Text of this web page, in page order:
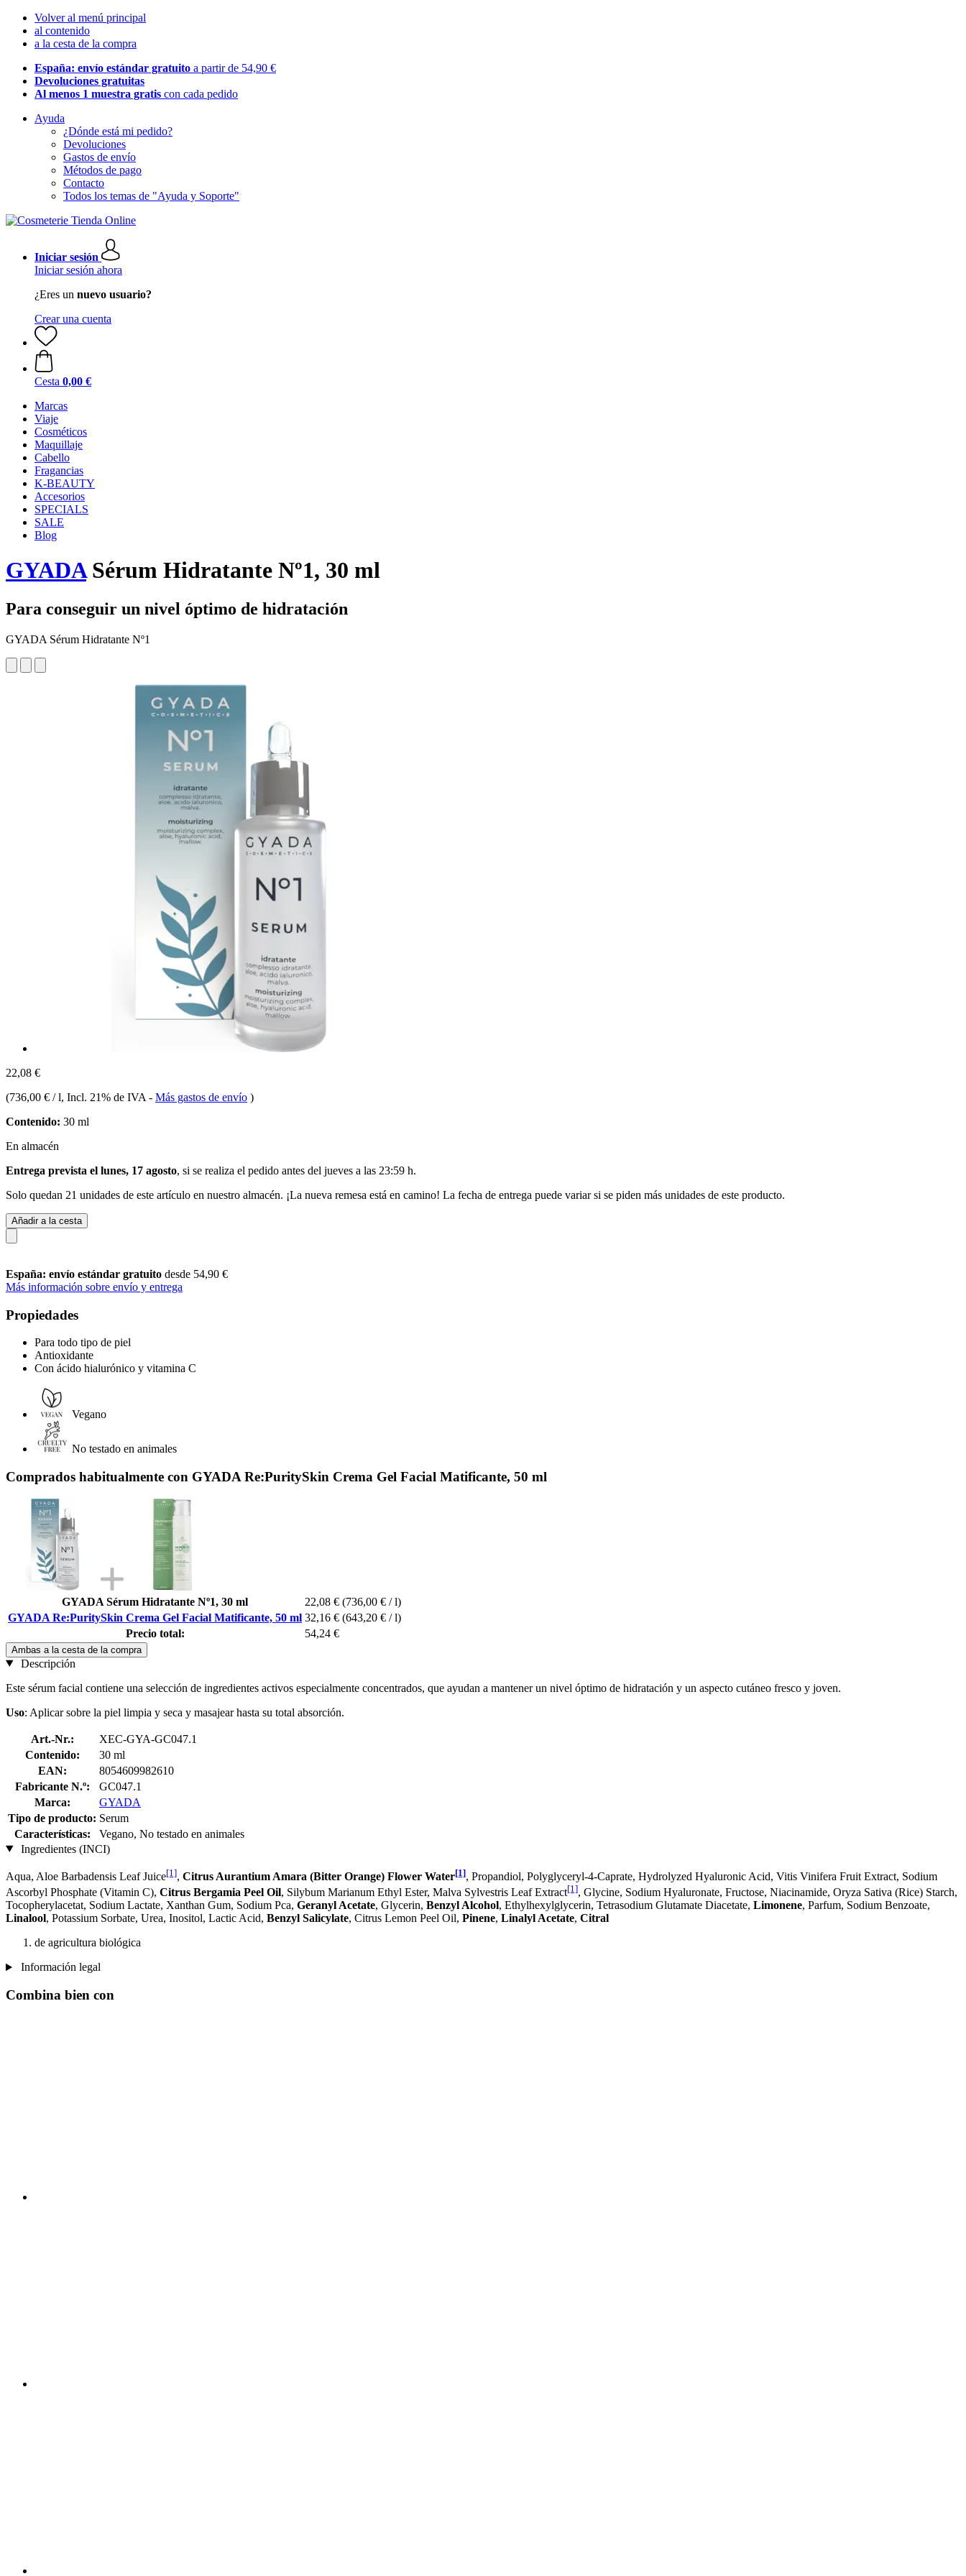
Volver al menú principal
al contenido
a la cesta de la compra
España: envío estándar gratuito a partir de 54,90 €
Devoluciones gratuitas
Al menos 1 muestra gratis con cada pedido
Ayuda
¿Dónde está mi pedido?
Devoluciones
Gastos de envío
Métodos de pago
Contacto
Todos los temas de "Ayuda y Soporte"
Iniciar sesión
Iniciar sesión ahora
¿Eres un nuevo usuario?
Crear una cuenta
Cesta 0,00 €
Marcas
Viaje
Cosméticos
Maquillaje
Cabello
Fragancias
K-BEAUTY
Accesorios
SPECIALS
SALE
Blog
GYADASérum Hidratante Nº1, 30 ml
Para conseguir un nivel óptimo de hidratación
GYADA Sérum Hidratante Nº1
22,08 €
(736,00 € / l, Incl. 21% de IVA - Más gastos de envío )
Contenido: 30 ml
En almacén
Entrega prevista el lunes, 17 agosto, si se realiza el pedido antes del jueves a las 23:59 h.
Solo quedan 21 unidades de este artículo en nuestro almacén. ¡La nueva remesa está en camino! La fecha de entrega puede variar si se piden más unidades de este producto.
Añadir a la cesta
España: envío estándar gratuito desde 54,90 €
Más información sobre envío y entrega
Propiedades
Para todo tipo de piel
Antioxidante
Con ácido hialurónico y vitamina C
Vegano
No testado en animales
Comprados habitualmente con GYADA Re:PuritySkin Crema Gel Facial Matificante, 50 ml
GYADA Sérum Hidratante Nº1, 30 ml 22,08 € (736,00 € / l)
GYADA Re:PuritySkin Crema Gel Facial Matificante, 50 ml 32,16 € (643,20 € / l)
Precio total:
54,24 €
Ambas a la cesta de la compra
Descripción
Este sérum facial contiene una selección de ingredientes activos especialmente concentrados, que ayudan a mantener un nivel óptimo de hidratación y un aspecto cutáneo fresco y joven.
Uso: Aplicar sobre la piel limpia y seca y masajear hasta su total absorción.
Art.-Nr.:
XEC-GYA-GC047.1
Contenido:
30 ml
EAN:
8054609982610
Fabricante N.º:
GC047.1
Marca:
GYADA
Tipo de producto: Serum
Características:
Vegano, No testado en animales
Ingredientes (INCI)
Aqua, Aloe Barbadensis Leaf Juice[1], Citrus Aurantium Amara (Bitter Orange) Flower Water[1], Propandiol, Polyglyceryl-4-Caprate, Hydrolyzed Hyaluronic Acid, Vitis Vinifera Fruit Extract, Sodium
Ascorbyl Phosphate (Vitamin C), Citrus Bergamia Peel Oil, Silybum Marianum Ethyl Ester, Malva Sylvestris Leaf Extract[1], Glycine, Sodium Hyaluronate, Fructose, Niacinamide, Oryza Sativa (Rice) Starch,
Tocopherylacetat, Sodium Lactate, Xanthan Gum, Sodium Pca, Geranyl Acetate, Glycerin, Benzyl Alcohol, Ethylhexylglycerin, Tetrasodium Glutamate Diacetate, Limonene, Parfum, Sodium Benzoate,
Linalool, Potassium Sorbate, Urea, Inositol, Lactic Acid, Benzyl Salicylate, Citrus Lemon Peel Oil, Pinene, Linalyl Acetate, Citral
de agricultura biológica
Información legal
Combina bien con